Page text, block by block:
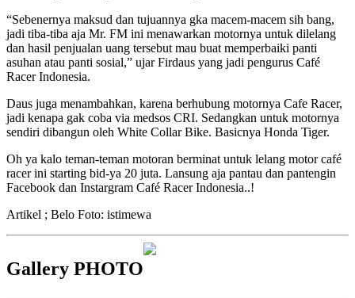
“Sebenernya maksud dan tujuannya gka macem-macem sih bang,
jadi tiba-tiba aja Mr. FM ini menawarkan motornya untuk dilelang
dan hasil penjualan uang tersebut mau buat memperbaiki panti
asuhan atau panti sosial,” ujar Firdaus yang jadi pengurus Café
Racer Indonesia.
Daus juga menambahkan, karena berhubung motornya Cafe Racer,
jadi kenapa gak coba via medsos CRI. Sedangkan untuk motornya
sendiri dibangun oleh White Collar Bike. Basicnya Honda Tiger.
Oh ya kalo teman-teman motoran berminat untuk lelang motor café
racer ini starting bid-ya 20 juta. Lansung aja pantau dan pantengin
Facebook dan Instargram Café Racer Indonesia..!
Artikel ; Belo Foto: istimewa
Gallery PHOTO